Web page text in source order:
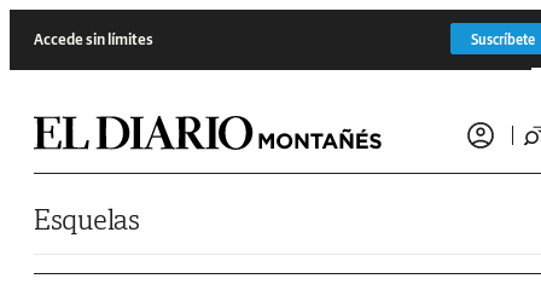
Accede sin límites Suscríbete
Esquelas